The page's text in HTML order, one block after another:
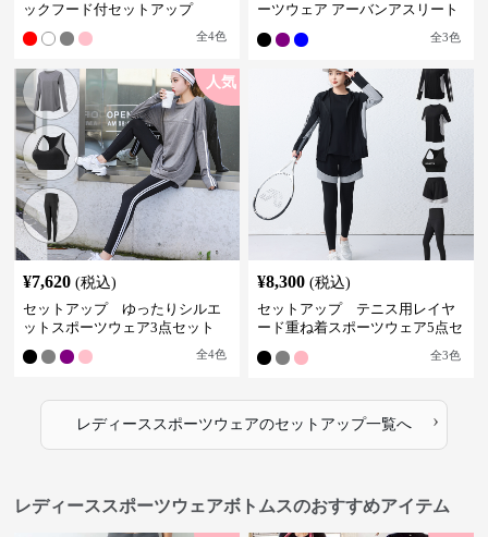
ックフード付セットアップ
全4色
ーツウェア アーバンアスリート
全3色
人気
¥7,620 (税込)
セットアップ ゆったりシルエ
ットスポーツウェア3点セット
全4色
¥8,300 (税込)
セットアップ テニス用レイヤ
ード重ね着スポーツウェア5点セ
全3色
レディーススポーツウェアのセットアップ一覧へ ›
レディーススポーツウェアボトムスのおすすめアイテム